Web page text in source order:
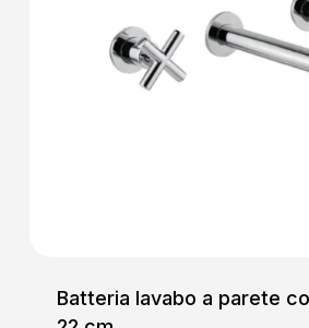
Batteria lavabo a parete